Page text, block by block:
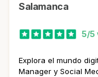
Salamanca
5/5
Explora el mundo
Manager y Social